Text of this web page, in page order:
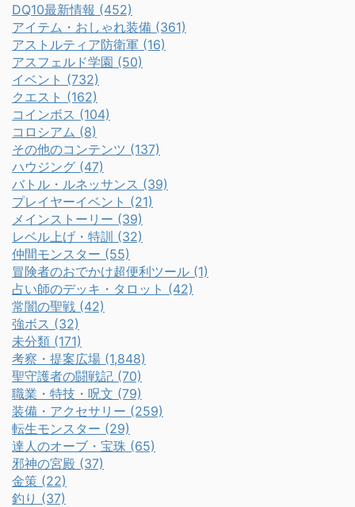
DQ10最新情報 (452)
アイテム・おしゃれ装備 (361)
アストルティア防衛軍 (16)
アスフェルド学園 (50)
イベント (732)
クエスト (162)
コインボス (104)
コロシアム (8)
その他のコンテンツ (137)
ハウジング (47)
バトル・ルネッサンス (39)
プレイヤーイベント (21)
メインストーリー (39)
レベル上げ・特訓 (32)
仲間モンスター (55)
冒険者のおでかけ超便利ツール (1)
占い師のデッキ・タロット (42)
常闇の聖戦 (42)
強ボス (32)
未分類 (171)
考察・提案広場 (1,848)
聖守護者の闘戦記 (70)
職業・特技・呪文 (79)
装備・アクセサリー (259)
転生モンスター (29)
達人のオーブ・宝珠 (65)
邪神の宮殿 (37)
金策 (22)
釣り (37)